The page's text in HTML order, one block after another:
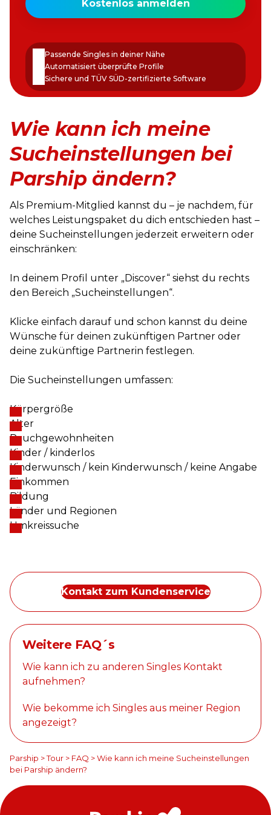
E-
erstellen
Kostenlos anmelden
Passende Singles in deiner Nähe
Automatisiert überprüfte Profile
Sichere und TÜV SÜD-zertifizierte Software
Wie kann ich meine
Sucheinstellungen bei
Parship ändern?
Als Premium-Mitglied kannst du – je nachdem, für
welches Leistungspaket du dich entschieden hast –
deine Sucheinstellungen jederzeit erweitern oder
einschränken:
In deinem Profil unter „Discover“ siehst du rechts
den Bereich „Sucheinstellungen“.
Klicke einfach darauf und schon kannst du deine
Wünsche für deinen zukünftigen Partner oder
deine zukünftige Partnerin festlegen.
Die Sucheinstellungen umfassen:
Körpergröße
Alter
Rauchgewohnheiten
Kinder / kinderlos
Kinderwunsch / kein Kinderwunsch / keine Angabe
Einkommen
Bildung
Länder und Regionen
Umkreissuche
Kontakt zum Kundenservice
Weitere FAQ´s
Wie kann ich zu anderen Singles Kontakt
aufnehmen?
Wie bekomme ich Singles aus meiner Region
angezeigt?
Parship >Tour > FAQ >Wie kann ich meine Sucheinstellungen
bei Parship ändern?